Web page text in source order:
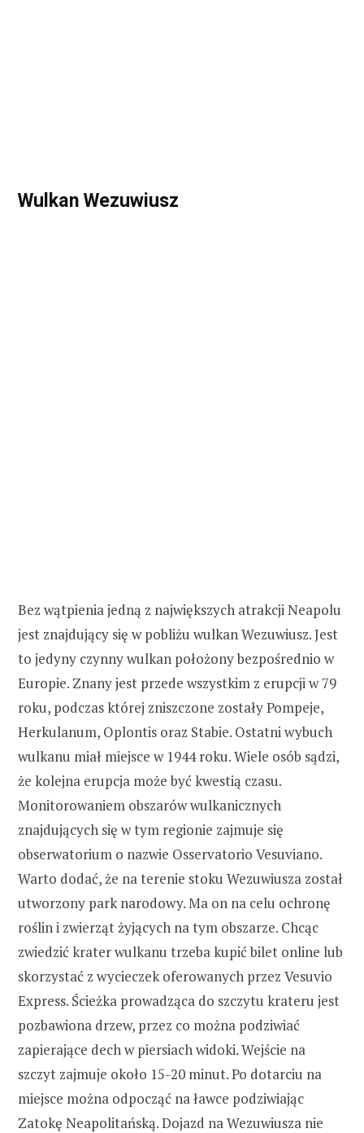
Wulkan Wezuwiusz
Bez wątpienia jedną z największych atrakcji Neapolu
jest znajdujący się w pobliżu wulkan Wezuwiusz. Jest
to jedyny czynny wulkan położony bezpośrednio w
Europie. Znany jest przede wszystkim z erupcji w 79
roku, podczas której zniszczone zostały Pompeje,
Herkulanum, Oplontis oraz Stabie. Ostatni wybuch
wulkanu miał miejsce w 1944 roku. Wiele osób sądzi,
że kolejna erupcja może być kwestią czasu.
Monitorowaniem obszarów wulkanicznych
znajdujących się w tym regionie zajmuje się
obserwatorium o nazwie Osservatorio Vesuviano.
Warto dodać, że na terenie stoku Wezuwiusza został
utworzony park narodowy. Ma on na celu ochronę
roślin i zwierząt żyjących na tym obszarze. Chcąc
zwiedzić krater wulkanu trzeba kupić bilet online lub
skorzystać z wycieczek oferowanych przez Vesuvio
Express. Ścieżka prowadząca do szczytu krateru jest
pozbawiona drzew, przez co można podziwiać
zapierające dech w piersiach widoki. Wejście na
szczyt zajmuje około 15-20 minut. Po dotarciu na
miejsce można odpocząć na ławce podziwiając
Zatokę Neapolitańską. Dojazd na Wezuwiusza nie